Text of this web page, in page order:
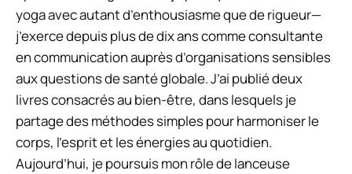
yoga avec autant d’enthousiasme que de rigueur—
j’exerce depuis plus de dix ans comme consultante
en communication auprès d’organisations sensibles
aux questions de santé globale. J’ai publié deux
livres consacrés au bien-être, dans lesquels je
partage des méthodes simples pour harmoniser le
corps, l’esprit et les énergies au quotidien.
Aujourd’hui, je poursuis mon rôle de lanceuse